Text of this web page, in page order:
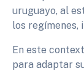
uruguayo, al
los
En este
para adaptar